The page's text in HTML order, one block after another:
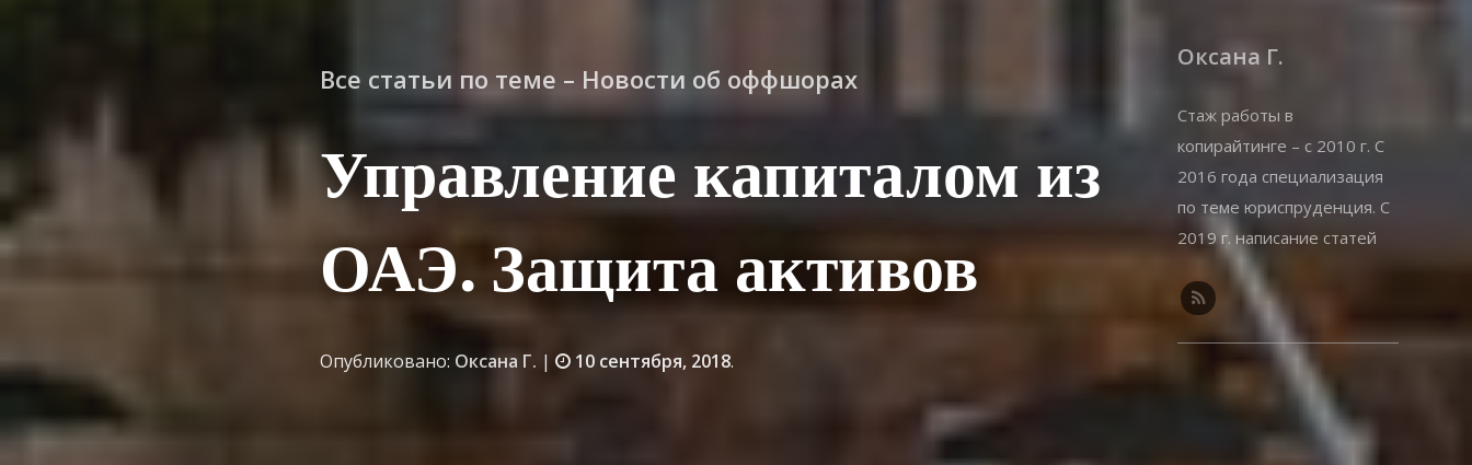
Все статьи по теме – Новости об оффшорах
Управление капиталом из
ОАЭ. Защита активов
Опубликовано: Оксана Г. | 10 сентября, 2018.
Оксана Г.
Стаж работы в
копирайтинге – с 2010 г. С
2016 года специализация
по теме юриспруденция. С
2019 г. написание статей
на offshorewealth.info –
оффшоры, корпоративные,
иммиграционные вопросы.